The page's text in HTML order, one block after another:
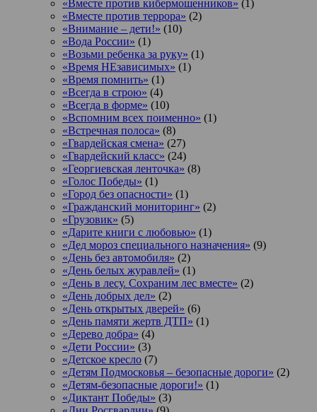
«Вместе против кибермошенников» (1)
«Вместе против террора» (2)
«Внимание – дети!» (10)
«Вода России» (1)
«Возьми ребенка за руку» (1)
«Время НЕзависимых» (1)
«Время помнить» (1)
«Всегда в строю» (4)
«Всегда в форме» (10)
«Вспомним всех поименно» (1)
«Встречная полоса» (8)
«Гвардейская смена» (27)
«Гвардейский класс» (24)
«Георгиевская ленточка» (8)
«Голос Победы» (1)
«Город без опасности» (1)
«Гражданский мониторинг» (2)
«Грузовик» (5)
«Дарите книги с любовью» (1)
«Дед мороз специального назначения» (9)
«День без автомобиля» (2)
«День белых журавлей» (1)
«День в лесу. Сохраним лес вместе» (2)
«День добрых дел» (2)
«День открытых дверей» (6)
«День памяти жертв ДТП» (1)
«Дерево добра» (4)
«Дети России» (3)
«Детское кресло (7)
«Детям Подмосковья – безопасные дороги» (2)
«Детям-безопасные дороги!» (1)
«Диктант Победы» (3)